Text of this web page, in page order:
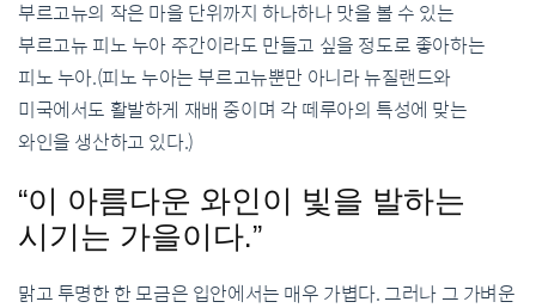
부르고뉴의 작은 마을 단위까지 하나하나 맛을 볼 수 있는
부르고뉴 피노 누아 주간이라도 만들고 싶을 정도로 좋아하는
피노 누아.(피노 누아는 부르고뉴뿐만 아니라 뉴질랜드와
미국에서도 활발하게 재배 중이며 각 떼루아의 특성에 맞는
와인을 생산하고 있다.)
“이 아름다운 와인이 빛을 발하는
시기는 가을이다.”
맑고 투명한 한 모금은 입안에서는 매우 가볍다. 그러나 그 가벼운